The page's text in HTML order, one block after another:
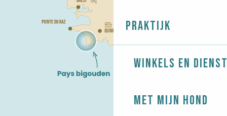
Praktijk
Winkels en
Met mijn hond